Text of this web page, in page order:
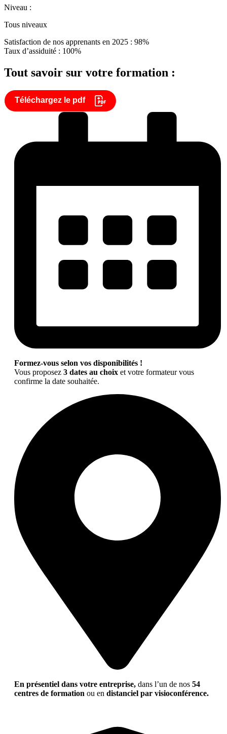
Niveau :
Tous niveaux
Satisfaction de nos apprenants en 2025 : 98%
Taux d’assiduité : 100%
Tout savoir sur votre formation :
Téléchargez le pdf
Formez-vous selon vos disponibilités !
Vous proposez 3 dates au choix et votre formateur vous
confirme la date souhaitée.
En présentiel dans votre entreprise, dans l’un de nos 54
centres de formation ou en distanciel par visioconférence.